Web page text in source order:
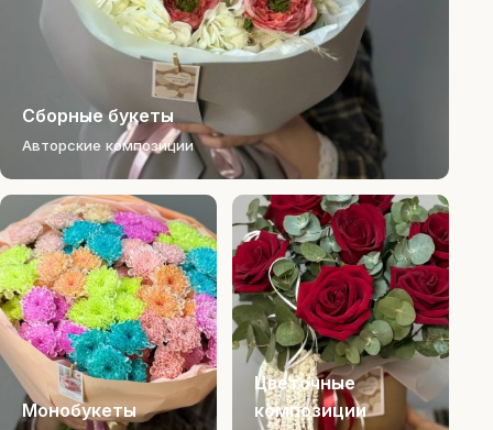
Сборные букеты
Авторские композиции
Монобукеты
Цветочные
композиции